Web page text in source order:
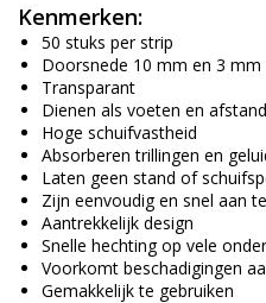
Kenmerken:
50 stuks per strip
Doorsnede 10 mm en 3
Transparant
Dienen als voeten en
Hoge schuifvastheid
Absorberen trillingen en
Laten geen stand of
Zijn eenvoudig en snel aan
Aantrekkelijk design
Snelle hechting op vele
Voorkomt beschadigingen
Gemakkelijk te gebruiken